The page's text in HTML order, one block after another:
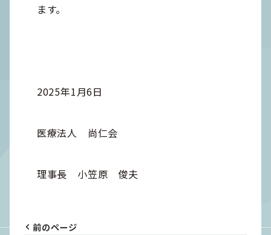
ます。
2025年1月6日
医療法人 尚仁会
理事長 小笠原 俊夫
前のページ